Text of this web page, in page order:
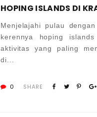
HOPING ISLANDS DI
Menjelajahi pulau
kerennya hoping
aktivitas yang paling
di...
0 SHARE